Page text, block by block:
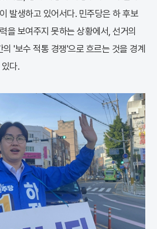
발생하고 있어서다. 민주당은 하 후보
을 보여주지 못하는 상황에서, 선거의
'보수 적통 경쟁'으로 흐르는 것을 경계
다.